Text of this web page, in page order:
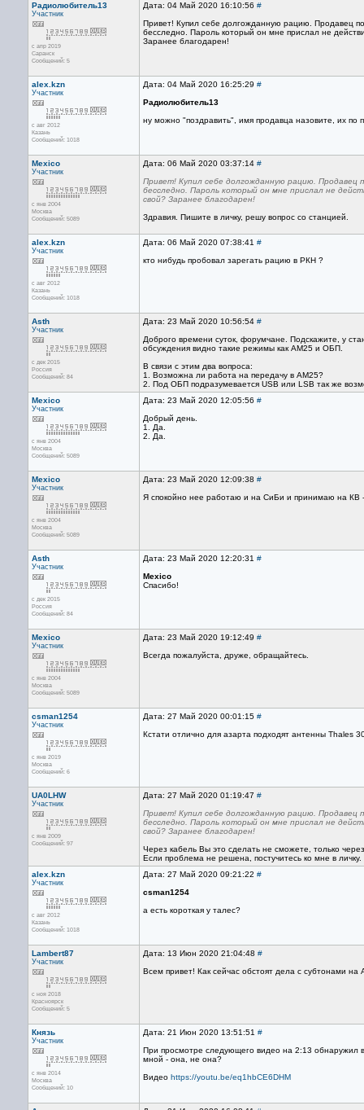
Радиолюбитель13
Участник
с апр 2019
Саранск
Сообщений: 5
Дата: 04 Май 2020 16:10:56 #
Привет! Купил себе долгожданную рацию. Продавец
бесследно. Пароль который он мне прислал не
Заранее благодарен!
alex.kzn
Участник
с авг 2012
Казань
Сообщений: 1018
Дата: 04 Май 2020 16:25:29 #
Радиолюбитель13
ну можно "поздравить", имя продавца назовите, их по
Mexico
Участник
с янв 2004
Москва
Сообщений: 5089
Дата: 06 Май 2020 03:37:14 #
Привет! Купил себе долгожданную рацию. Продавец
бесследно. Пароль который он мне прислал не
свой? Заранее благодарен!
Здравия. Пишите в личку, решу вопрос со станцией.
alex.kzn
Участник
с авг 2012
Казань
Сообщений: 1018
Дата: 06 Май 2020 07:38:41 #
кто нибудь пробовал зарегать рацию в РКН ?
Asth
Участник
с дек 2015
Россия
Сообщений: 84
Дата: 23 Май 2020 10:56:54 #
Доброго времени суток, форумчане. Подскажите, у
обсуждения видно такие режимы как АМ25 и ОБП.
В связи с этим два вопроса:
1. Возможна ли работа на передачу в АМ25?
2. Под ОБП подразумевается USB или LSB так же
Mexico
Участник
с янв 2004
Москва
Сообщений: 5089
Дата: 23 Май 2020 12:05:56 #
Добрый день.
1. Да.
2. Да.
Mexico
Участник
с янв 2004
Москва
Сообщений: 5089
Дата: 23 Май 2020 12:09:38 #
Я спокойно нее работаю и на СиБи и принимаю на КВ
Asth
Участник
с дек 2015
Россия
Сообщений: 84
Дата: 23 Май 2020 12:20:31 #
Mexico
Спасибо!
Mexico
Участник
с янв 2004
Москва
Сообщений: 5089
Дата: 23 Май 2020 19:12:49 #
Всегда пожалуйста, друже, обращайтесь.
csman1254
Участник
с янв 2019
Москва
Сообщений: 6
Дата: 27 Май 2020 00:01:15 #
Кстати отлично для азарта подходят антенны Thales
UA0LHW
Участник
с янв 2009
Сообщений: 97
Дата: 27 Май 2020 01:19:47 #
Привет! Купил себе долгожданную рацию. Продавец
бесследно. Пароль который он мне прислал не
свой? Заранее благодарен!
Через кабель Вы это сделать не сможете, только
Если проблема не решена, постучитесь ко мне в личку.
alex.kzn
Участник
с авг 2012
Казань
Сообщений: 1018
Дата: 27 Май 2020 09:21:22 #
csman1254
а есть короткая у талес?
Lambert87
Участник
с ноя 2018
Красноярск
Сообщений: 5
Дата: 13 Июн 2020 21:04:48 #
Всем привет! Как сейчас обстоят дела с субтонами
Князь
Участник
с янв 2014
Москва
Сообщений: 10
Дата: 21 Июн 2020 13:51:51 #
При просмотре следующего видео на 2:13 обнаружил
мной - она, не она?
Видео https://youtu.be/eq1hbCE6DHM